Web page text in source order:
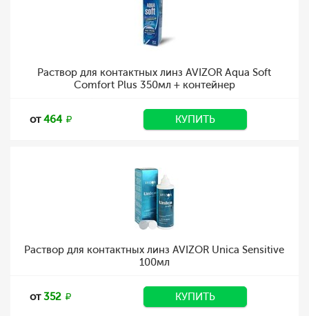
Раствор для контактных линз AVIZOR Aqua Soft
Comfort Plus 350мл + контейнер
от464 КУПИТЬ
Раствор для контактных линз AVIZOR Unica Sensitive
100мл
от352 КУПИТЬ